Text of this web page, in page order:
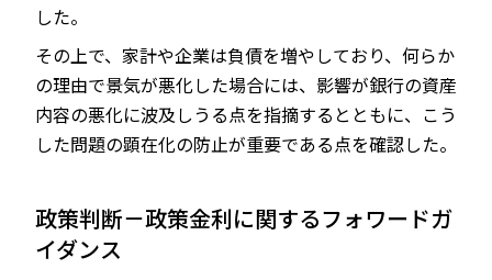
した。
その上で、家計や企業は負債を増やしており、何らか
の理由で景気が悪化した場合には、影響が銀行の資産
内容の悪化に波及しうる点を指摘するとともに、こう
した問題の顕在化の防止が重要である点を確認した。
政策判断－政策金利に関するフォワードガ
イダンス